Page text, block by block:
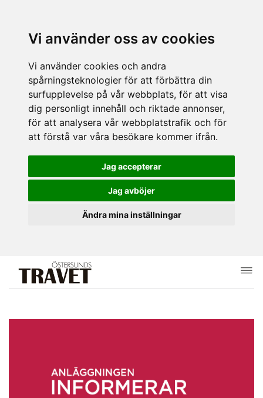
Vi använder oss av cookies
Vi använder cookies och andra
spårningsteknologier för att förbättra din
surfupplevelse på vår webbplats, för att visa
dig personligt innehåll och riktade annonser,
för att analysera vår webbplatstrafik och för
att förstå var våra besökare kommer ifrån.
Jag accepterar
Jag avböjer
Ändra mina inställningar